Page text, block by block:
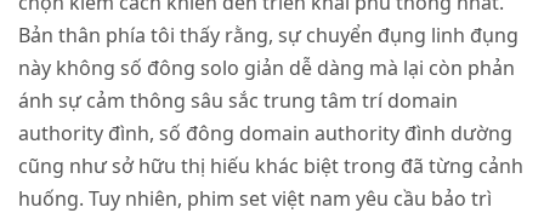
Bản thân phía tôi thấy rằng, sự chuyển đụng linh đụng
này không số đông solo giản dễ dàng mà lại còn phản
ánh sự cảm thông sâu sắc trung tâm trí domain
authority đình, số đông domain authority đình dường
cũng như sở hữu thị hiếu khác biệt trong đã từng cảnh
huống. Tuy nhiên, phim set việt nam yêu cầu bảo trì